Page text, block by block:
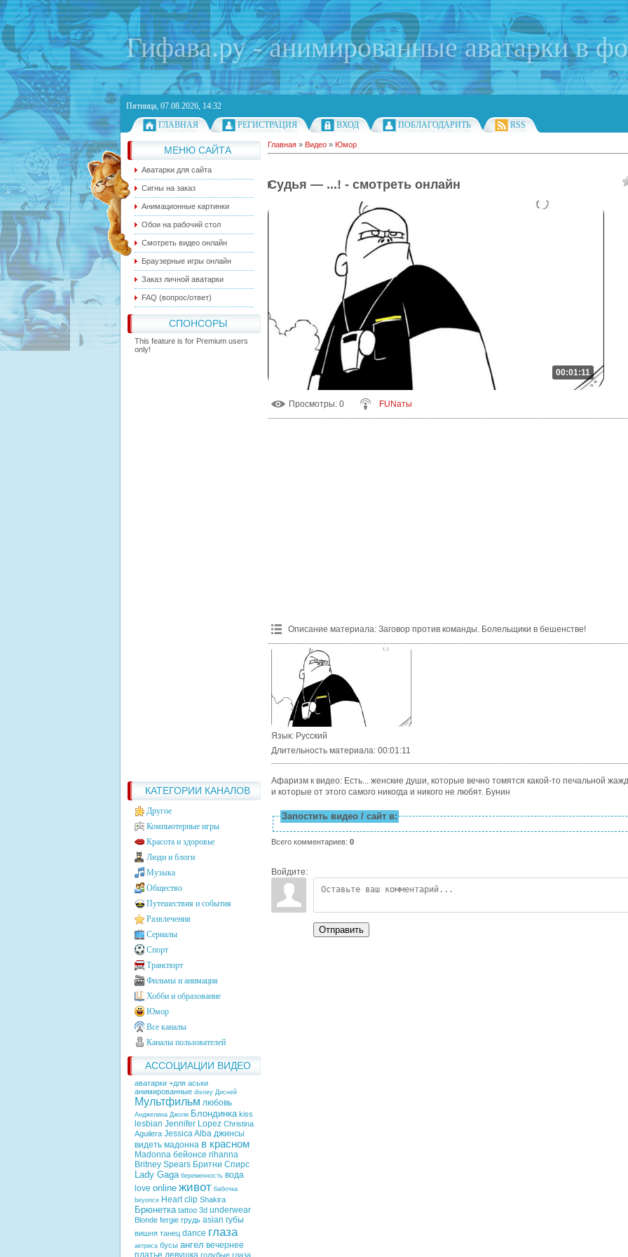
Гифава.ру - анимированные аватарки в
Пятница, 07.08.2026, 14:32
ГЛАВНАЯ
РЕГИСТРАЦИЯ ВХОД ПОБЛАГОДАРИТЬ RSS
МЕНЮ САЙТА
Аватарки для сайта
Сигны на заказ
Анимационные картинки
Обои на рабочий стол
Смотреть видео онлайн
Браузерные игры онлайн
Заказ личной аватарки
FAQ (вопрос/ответ)
СПОНСОРЫ
This feature is for Premium users
only!
КАТЕГОРИИ КАНАЛОВ
Другое
Компьютерные игры
Красота и здоровье
Люди и блоги
Музыка
Общество
Путешествия и события
Развлечения
Сериалы
Спорт
Транспорт
Фильмы и анимация
Хобби и образование
Юмор
Все каналы
Каналы пользователей
АССОЦИАЦИИ ВИДЕО
аватарки +для аськи
анимированные disney Дисней
Мультфильм любовь
Анджелина Джоли Блондинка kiss
lesbian Jennifer Lopez Christina
Aguilera Jessica Alba джинсы
видеть мадонна в красном
Madonna бейонсе rihanna
Britney Spears Бритни Спирс
Lady Gaga беременность вода
love online живот бабочка
beyonce Heart clip Shakira
Брюнетка tattoo 3d underwear
Blonde fergie грудь asian губы
вишня танец dance глаза
актриса бусы ангел вечернее
платье девушка голубые глаза
Главная » Видео » Юмор
Судья — ...! - смотреть онлайн
00:01:11
Просмотры: 0 FUNаты
Описание материала: Заговор против команды. Болельщики в бешенстве!
Язык: Русский
Длительность материала: 00:01:11
Афаризм к видео: Есть... женские души, которые вечно томятся какой-то печальной
и которые от этого самого никогда и никого не любят. Бунин
Запостить видео / сайт в:
Всего комментариев: 0
Войдите:
Отправить